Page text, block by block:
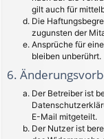
gilt auch für
Die
zugunsten der
Ansprüche für
bleiben unberührt.
6.
Der Betreiber ist
E-Mail mitgeteilt.
Der Nutzer ist